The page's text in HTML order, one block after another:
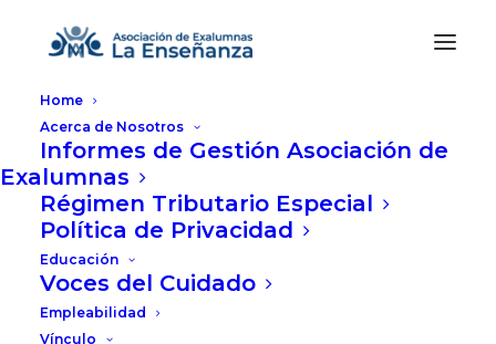
Home
Acerca de Nosotros
Informes de Gestión Asociación de
Exalumnas
Régimen Tributario Especial
Política de Privacidad
Educación
Voces del Cuidado
Empleabilidad
Vínculo
Great things are on the
horizon